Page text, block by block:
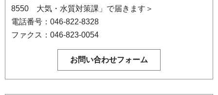
8550 大気・水質対策課」で届きます＞
電話番号：046-822-8328
ファクス：046-823-0054